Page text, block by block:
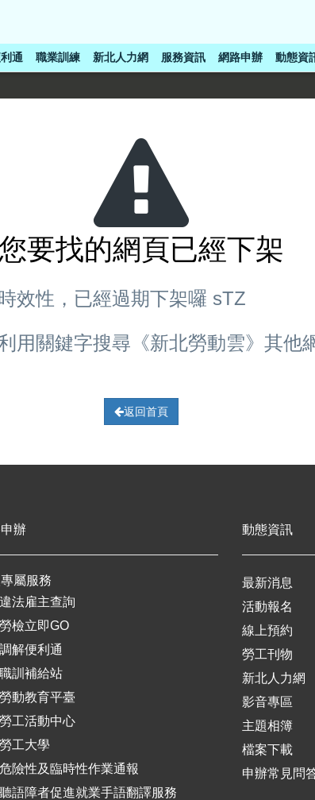
通 職業訓練 新北人力網 服務資訊 網路申辦 動態資
您要找的網頁已經下架
效性，已經過期下架囉 sTZ
用關鍵字搜尋《新北勞動雲》其他
返回首頁
辦
屬服務
違法雇主查詢
勞檢立即GO
調解便利通
職訓補給站
勞動教育平臺
勞工活動中心
勞工大學
危險性及臨時性作業通報
聽語障者促進就業手語翻譯服務
動態資訊
最新消息
活動報名
線上預約
勞工刊物
新北人力網
影音專區
主題相簿
檔案下載
申辦常見問